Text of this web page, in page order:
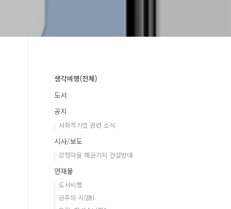
생각비행(전체)
도서
공지
사회적기업 관련 소식
시사/보도
강정마을 해군기지 건설반대
연재물
도서비행
금주의 시(詩)